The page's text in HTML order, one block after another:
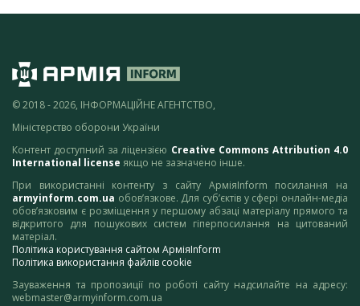
© 2018 - 2026, ІНФОРМАЦІЙНЕ АГЕНТСТВО,
Міністерство оборони України
Контент доступний за ліцензією Creative Commons Attribution 4.0
International license якщо не зазначено інше.
При використанні контенту з сайту АрміяInform посилання на
armyinform.com.ua обов’язкове. Для суб’єктів у сфері онлайн-медіа
обов’язковим є розміщення у першому абзаці матеріалу прямого та
відкритого для пошукових систем гіперпосилання на цитований
матеріал.
Політика користування сайтом АрміяInform
Політика використання файлів cookie
Зауваження та пропозиції по роботі сайту надсилайте на адресу:
webmaster@armyinform.com.ua